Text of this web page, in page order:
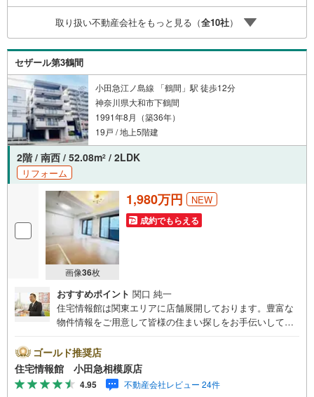
実に努めさせて頂きます。住宅情報館にお越し頂けたら、
物件のご紹介だけではなく、お住まいの疑問、不安、お家
の事ならなんでもご相談いただけます。お客様の要望をお
伺いしながら誠心誠意、全力でサポートさせて頂きます。
お客様一人一人に合わせたライフプランのご提案をさせて
いただきます。お気軽にご相談ください。
取り扱い不動産会社をもっと見る（全10社）
セザール第3鶴間
小田急江ノ島線 「鶴間」駅 徒歩12分
神奈川県大和市下鶴間
1991年8月（築36年）
19戸 / 地上5階建
2階 / 南西 / 52.08m2 / 2LDK
リフォーム
画像36枚
1,980万円 NEW
成約でもらえる
おすすめポイント 関口 純一
住宅情報館は関東エリアに店舗展開しております。豊富な
物件情報をご用意して皆様の住まい探しをお手伝いしてお
さい。【営業時間 10:00～19:00 火曜・水曜（祝日の場
合は営業いたします）】「資料請求」「内覧」のお問い合
わせは上記時間内ですとスムーズにご対応が可能です。ス
タッフ一同お客様のお問合せをお待ちしております。【住
ゴールド推奨店
住宅情報館 小田急相模原店
4.95 不動産会社レビュー 24件